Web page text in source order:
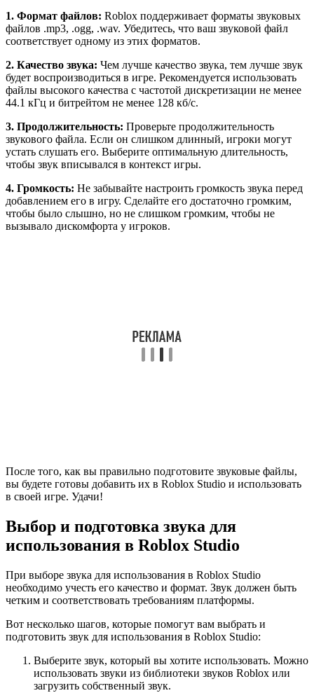
1. Формат файлов: Roblox поддерживает форматы звуковых
файлов .mp3, .ogg, .wav. Убедитесь, что ваш звуковой файл
соответствует одному из этих форматов.
2. Качество звука: Чем лучше качество звука, тем лучше звук
будет воспроизводиться в игре. Рекомендуется использовать
файлы высокого качества с частотой дискретизации не менее
44.1 кГц и битрейтом не менее 128 кб/с.
3. Продолжительность: Проверьте продолжительность
звукового файла. Если он слишком длинный, игроки могут
устать слушать его. Выберите оптимальную длительность,
чтобы звук вписывался в контекст игры.
4. Громкость: Не забывайте настроить громкость звука перед
добавлением его в игру. Сделайте его достаточно громким,
чтобы было слышно, но не слишком громким, чтобы не
вызывало дискомфорта у игроков.
После того, как вы правильно подготовите звуковые файлы,
вы будете готовы добавить их в Roblox Studio и использовать
в своей игре. Удачи!
Выбор и подготовка звука для
использования в Roblox Studio
При выборе звука для использования в Roblox Studio
необходимо учесть его качество и формат. Звук должен быть
четким и соответствовать требованиям платформы.
Вот несколько шагов, которые помогут вам выбрать и
подготовить звук для использования в Roblox Studio:
Выберите звук, который вы хотите использовать. Можно
использовать звуки из библиотеки звуков Roblox или
загрузить собственный звук.